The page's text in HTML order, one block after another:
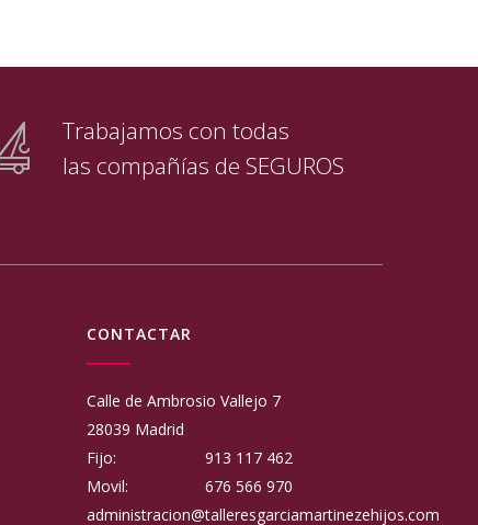
Trabajamos con todas
las compañías de SEGUROS
CONTACTAR
Calle de Ambrosio Vallejo 7
28039 Madrid
Fijo:
913 117 462
Movil:
676 566 970
administracion@talleresgarciamartinezehijos.com